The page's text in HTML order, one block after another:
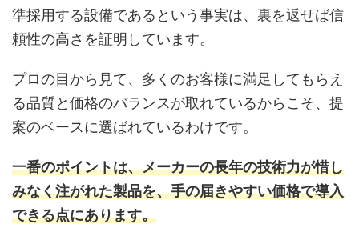
準採用する設備であるという事実は、裏を返せば信
頼性の高さを証明しています。
プロの目から見て、多くのお客様に満足してもらえ
る品質と価格のバランスが取れているからこそ、提
案のベースに選ばれているわけです。
一番のポイントは、メーカーの長年の技術力が惜し
みなく注がれた製品を、手の届きやすい価格で導入
できる点にあります。